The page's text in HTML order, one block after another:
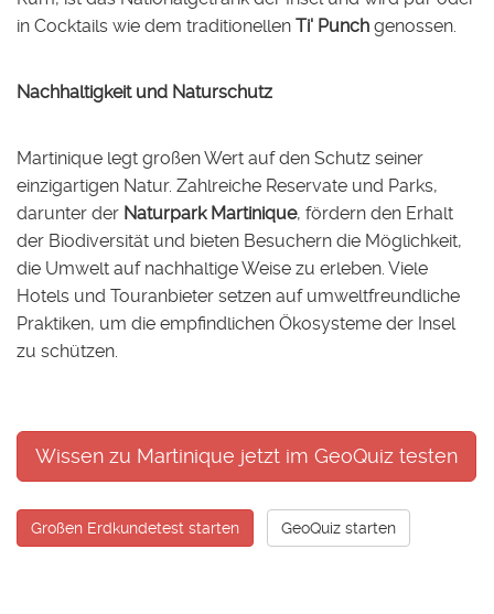
in Cocktails wie dem traditionellen Ti' Punch genossen.
Nachhaltigkeit und Naturschutz
Martinique legt großen Wert auf den Schutz seiner
einzigartigen Natur. Zahlreiche Reservate und Parks,
darunter der Naturpark Martinique, fördern den Erhalt
der Biodiversität und bieten Besuchern die Möglichkeit,
die Umwelt auf nachhaltige Weise zu erleben. Viele
Hotels und Touranbieter setzen auf umweltfreundliche
Praktiken, um die empfindlichen Ökosysteme der Insel
zu schützen.
Wissen zu Martinique jetzt im GeoQuiz testen
Großen Erdkundetest starten GeoQuiz starten